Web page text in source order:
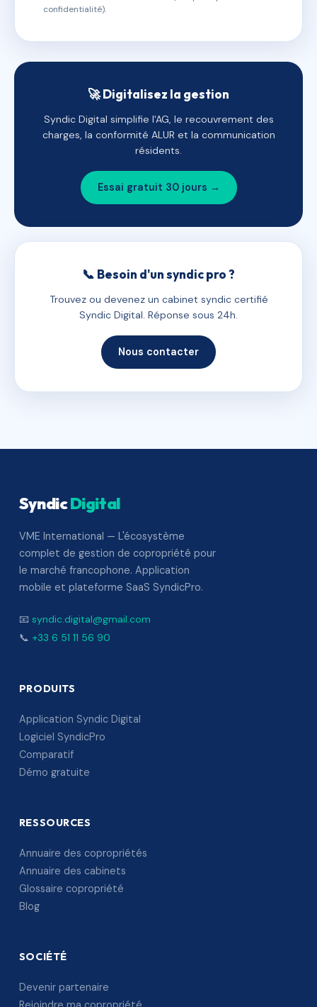
confidentialité).
🚀 Digitalisez la gestion
Syndic Digital simplifie l'AG, le recouvrement des
charges, la conformité ALUR et la communication
résidents.
Essai gratuit 30 jours →
📞 Besoin d'un syndic pro ?
Trouvez ou devenez un cabinet syndic certifié
Syndic Digital. Réponse sous 24h.
Nous contacter
SyndicDigital
VME International — L'écosystème
complet de gestion de copropriété pour
le marché francophone. Application
mobile et plateforme SaaS SyndicPro.
📧 syndic.digital@gmail.com
📞 +33 6 51 11 56 90
PRODUITS
Application Syndic Digital
Logiciel SyndicPro
Comparatif
Démo gratuite
RESSOURCES
Annuaire des copropriétés
Annuaire des cabinets
Glossaire copropriété
Blog
SOCIÉTÉ
Devenir partenaire